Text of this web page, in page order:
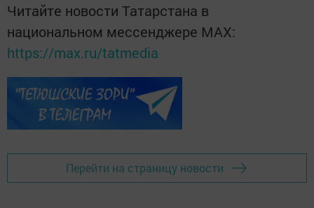
Читайте новости Татарстана в
национальном мессенджере MАХ:
https://max.ru/tatmedia
Перейти на страницу новости